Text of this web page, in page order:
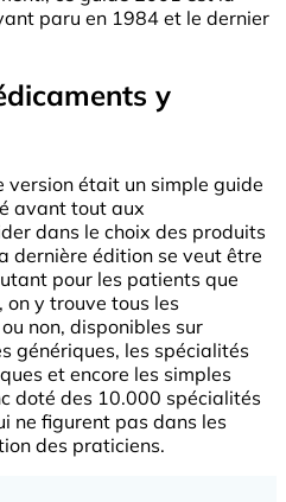
paru en 1984 et le dernier
y
version était un simple guide
avant tout aux
dans le choix des produits
dernière édition se veut être
pour les patients que
on y trouve tous les
non, disponibles sur
génériques, les spécialités
et encore les simples
doté des 10.000 spécialités
ne figurent pas dans les
des praticiens.